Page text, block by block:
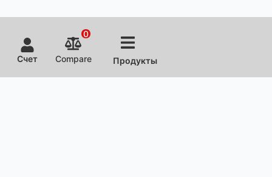
Счет Compare
0
Продукты